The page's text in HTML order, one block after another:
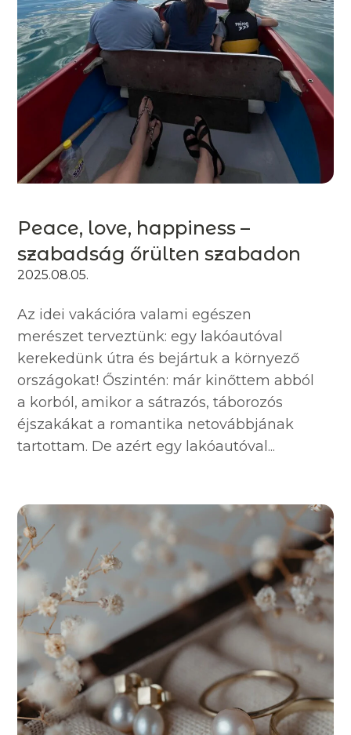
Peace, love, happiness –
szabadság őrülten szabadon
2025.08.05.
Az idei vakációra valami egészen
merészet terveztünk: egy lakóautóval
kerekedünk útra és bejártuk a környező
országokat! Őszintén: már kinőttem abból
a korból, amikor a sátrazós, táborozós
éjszakákat a romantika netovábbjának
tartottam. De azért egy lakóautóval...